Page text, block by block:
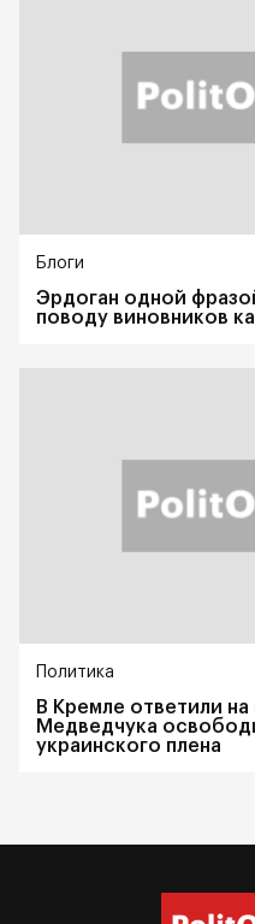
Блоги
Эрдоган одной
поводу виновников
Политика
В Кремле ответили
Медведчука
украинского плена